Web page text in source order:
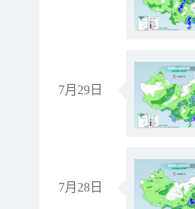
7月29日
7月28日